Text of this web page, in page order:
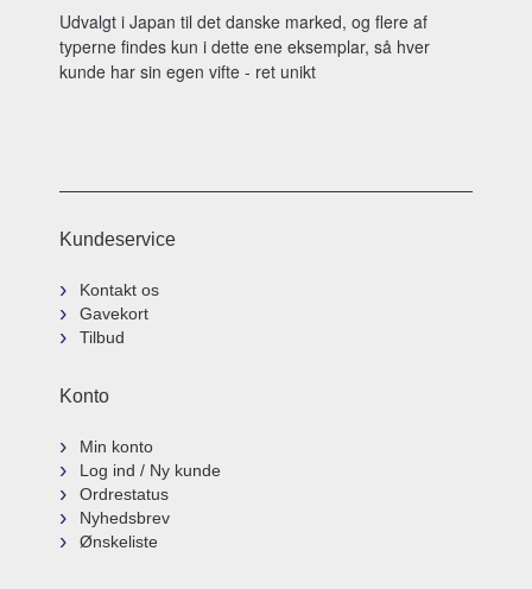
Udvalgt i Japan til det danske marked, og flere af
typerne findes kun i dette ene eksemplar, så hver
kunde har sin egen vifte - ret unikt
Kundeservice
Kontakt os
Gavekort
Tilbud
Konto
Min konto
Log ind / Ny kunde
Ordrestatus
Nyhedsbrev
Ønskeliste